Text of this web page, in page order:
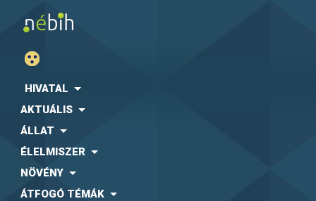
HIVATAL
AKTUÁLIS
ÁLLAT
ÉLELMISZER
NÖVÉNY
ÁTFOGÓ TÉMÁK